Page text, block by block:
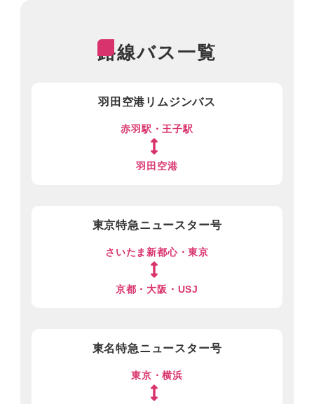
路線バス一覧
羽田空港リムジンバス
赤羽駅・王子駅
羽田空港
東京特急ニュースター号
さいたま新都心・東京
京都・大阪・USJ
東名特急ニュースター号
東京・横浜